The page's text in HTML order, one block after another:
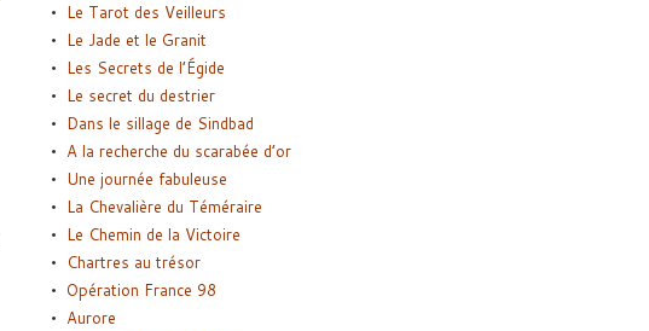
Le Tarot des Veilleurs
Le Jade et le Granit
Les Secrets de l’Égide
Le secret du destrier
Dans le sillage de Sindbad
A la recherche du scarabée d’or
Une journée fabuleuse
La Chevalière du Téméraire
Le Chemin de la Victoire
Chartres au trésor
Opération France 98
Aurore